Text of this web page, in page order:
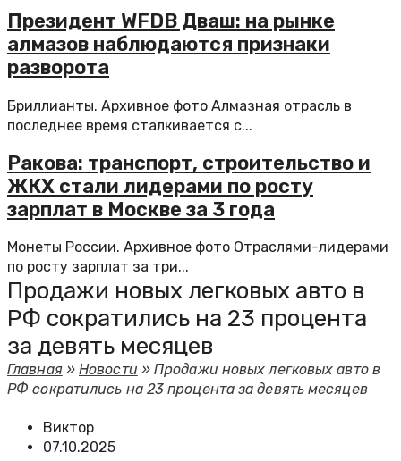
Президент WFDB Дваш: на рынке
алмазов наблюдаются признаки
разворота
Бриллианты. Архивное фото Алмазная отрасль в
последнее время сталкивается с...
Ракова: транспорт, строительство и
ЖКХ стали лидерами по росту
зарплат в Москве за 3 года
Монеты России. Архивное фото Отраслями-лидерами
по росту зарплат за три...
Продажи новых легковых авто в
РФ сократились на 23 процента
за девять месяцев
Главная»Новости »Продажи новых легковых авто в
РФ сократились на 23 процента за девять месяцев
Виктор
07.10.2025